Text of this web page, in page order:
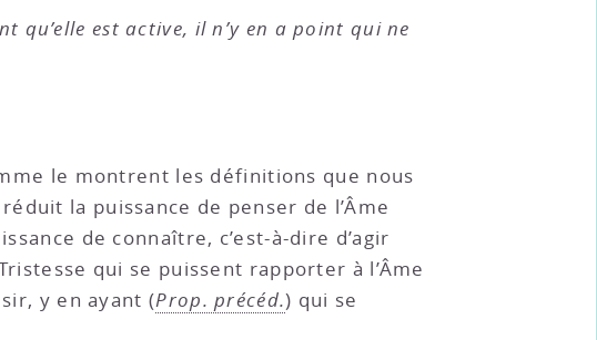
qu’elle est active, il n’y en a point qui ne
le montrent les définitions que nous
la puissance de penser de l’Âme
de connaître, c’est-à-dire d’agir
qui se puissent rapporter à l’Âme
y en ayant (Prop. précéd.) qui se